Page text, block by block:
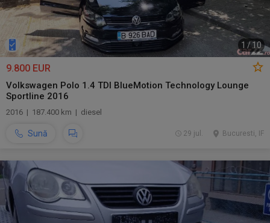
1 /10
9.800 EUR
Volkswagen Polo 1.4 TDI BlueMotion Technology Lounge
Sportline 2016
2016 | 187.400 km | diesel
Sună Bucuresti, IF
29 jul.